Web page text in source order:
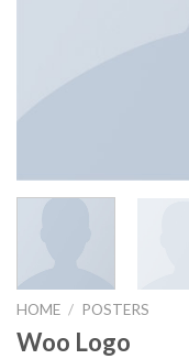
HOME / POSTERS
Woo Logo